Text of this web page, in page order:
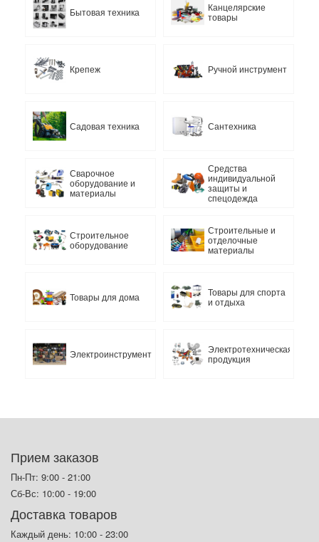
Бытовая техника
Канцелярские
товары
Крепеж Ручной инструмент
Садовая техника Сантехника
Сварочное
оборудование и
материалы
Средства
индивидуальной
защиты и
спецодежда
Строительное
оборудование
Строительные и
отделочные
материалы
Товары для дома
Товары для спорта
и отдыха
Электроинструмент
Электротехническая
продукция
Прием заказов
Пн-Пт: 9:00 - 21:00
Сб-Вс: 10:00 - 19:00
Доставка товаров
Каждый день: 10:00 - 23:00